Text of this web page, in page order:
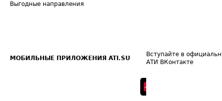
Выгодные направления
МОБИЛЬНЫЕ ПРИЛОЖЕНИЯ ATI.SU
Вступайте в
АТИ ВКонтакте